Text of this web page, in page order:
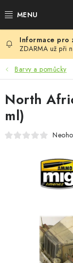
na
BLOG
SUMMER DAYS
WARHAMMER
ASK PRODUKTY
PLASTIKOVÉ
BARVY A
PUBLIKACE
ZDARMA už při
Barvy a pomůcky
North
ml)